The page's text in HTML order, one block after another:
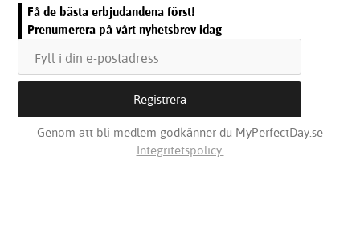
Få de bästa erbjudandena först!
Prenumerera på vårt nyhetsbrev idag
Genom att bli medlem godkänner du MyPerfectDay.se
Integritetspolicy.